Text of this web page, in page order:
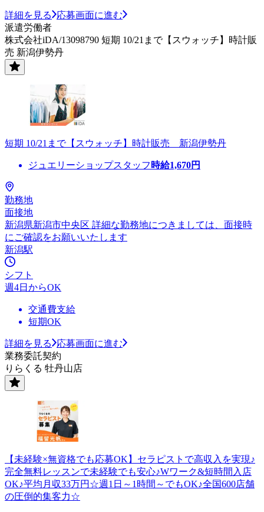
詳細を見る
応募画面に進む
派遣労働者
株式会社iDA/13098790 短期 10/21まで【スウォッチ】時計販
売 新潟伊勢丹
短期 10/21まで【スウォッチ】時計販売 新潟伊勢丹
ジュエリーショップスタッフ 時給1,670円
勤務地
面接地
新潟県新潟市中央区 詳細な勤務地につきましては、面接時
にご確認をお願いいたします
新潟駅
シフト
週4日からOK
交通費支給
短期OK
詳細を見る
応募画面に進む
業務委託契約
りらくる 牡丹山店
【未経験×無資格でも応募OK】セラピストで高収入を実現♪
完全無料レッスンで未経験でも安心♪Wワーク&短時間入店
OK♪平均月収33万円☆週1日～1時間～でもOK♪全国600店舗
の圧倒的集客力☆